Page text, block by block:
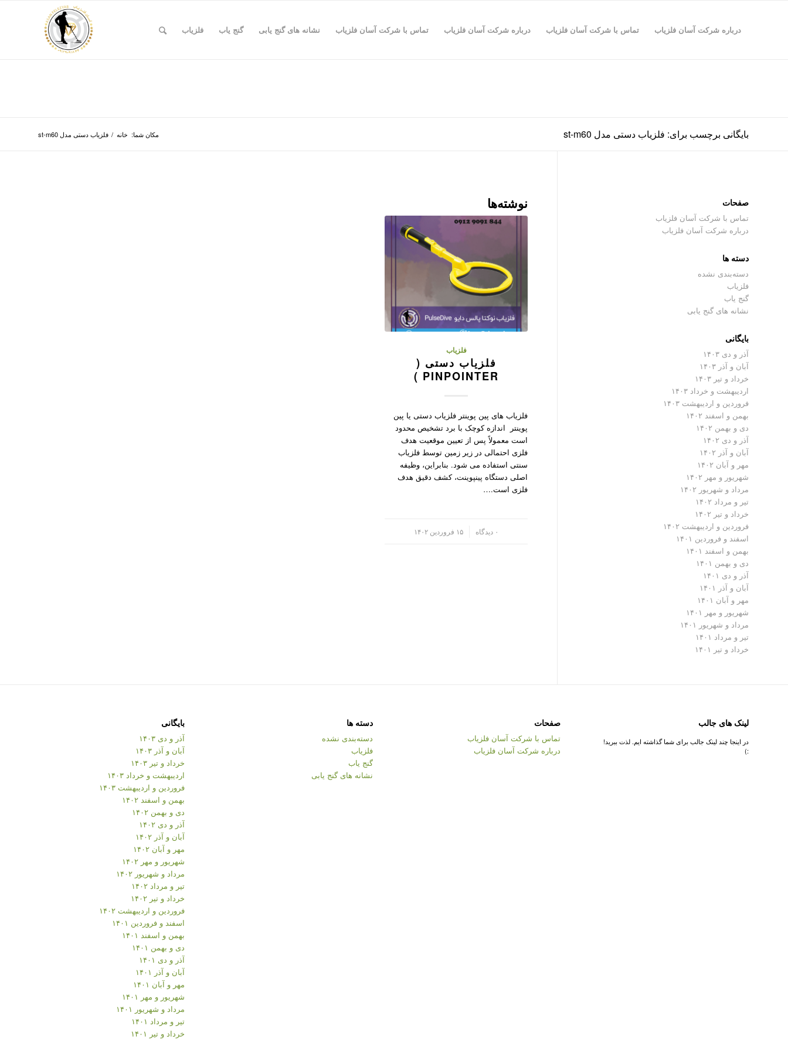
درباره شرکت آسان فلزیاب تماس با شرکت آسان فلزیاب درباره شرکت آسان فلزیاب تماس با شرکت آسان فلزیاب نشانه های گنج یابی گنج یاب فلزیاب
بایگانی برچسب برای: فلزیاب دستی مدل st-m60 مکان شما: خانه / فلزیاب دستی مدل st-m60
نوشته‌ها
فلزیاب
فلزیاب دستی (
PINPOINTER )
فلزیاب های پین پوینتر فلزیاب دستی یا پین
پوینتر اندازه کوچک با برد تشخیص محدود
است معمولاً پس از تعیین موقعیت هدف
فلزی احتمالی در زیر زمین توسط فلزیاب
سنتی استفاده می شود. بنابراین، وظیفه
اصلی دستگاه پینپوینت، کشف دقیق هدف
فلزی است.…
۰ دیدگاه ۱۵ فروردین ۱۴۰۲
صفحات
تماس با شرکت آسان فلزیاب
درباره شرکت آسان فلزیاب
دسته ها
دسته‌بندی نشده
فلزیاب
گنج یاب
نشانه های گنج یابی
بایگانی
آذر و دی ۱۴۰۳
آبان و آذر ۱۴۰۳
خرداد و تیر ۱۴۰۳
اردیبهشت و خرداد ۱۴۰۳
فروردین و اردیبهشت ۱۴۰۳
بهمن و اسفند ۱۴۰۲
دی و بهمن ۱۴۰۲
آذر و دی ۱۴۰۲
آبان و آذر ۱۴۰۲
مهر و آبان ۱۴۰۲
شهریور و مهر ۱۴۰۲
مرداد و شهریور ۱۴۰۲
تیر و مرداد ۱۴۰۲
خرداد و تیر ۱۴۰۲
فروردین و اردیبهشت ۱۴۰۲
اسفند و فروردین ۱۴۰۱
بهمن و اسفند ۱۴۰۱
دی و بهمن ۱۴۰۱
آذر و دی ۱۴۰۱
آبان و آذر ۱۴۰۱
مهر و آبان ۱۴۰۱
شهریور و مهر ۱۴۰۱
مرداد و شهریور ۱۴۰۱
تیر و مرداد ۱۴۰۱
خرداد و تیر ۱۴۰۱
لینک های جالب
در اینجا چند لینک جالب برای شما گذاشته ایم. لذت ببرید!
:)
صفحات
تماس با شرکت آسان فلزیاب
درباره شرکت آسان فلزیاب
دسته ها
دسته‌بندی نشده
فلزیاب
گنج یاب
نشانه های گنج یابی
بایگانی
آذر و دی ۱۴۰۳
آبان و آذر ۱۴۰۳
خرداد و تیر ۱۴۰۳
اردیبهشت و خرداد ۱۴۰۳
فروردین و اردیبهشت ۱۴۰۳
بهمن و اسفند ۱۴۰۲
دی و بهمن ۱۴۰۲
آذر و دی ۱۴۰۲
آبان و آذر ۱۴۰۲
مهر و آبان ۱۴۰۲
شهریور و مهر ۱۴۰۲
مرداد و شهریور ۱۴۰۲
تیر و مرداد ۱۴۰۲
خرداد و تیر ۱۴۰۲
فروردین و اردیبهشت ۱۴۰۲
اسفند و فروردین ۱۴۰۱
بهمن و اسفند ۱۴۰۱
دی و بهمن ۱۴۰۱
آذر و دی ۱۴۰۱
آبان و آذر ۱۴۰۱
مهر و آبان ۱۴۰۱
شهریور و مهر ۱۴۰۱
مرداد و شهریور ۱۴۰۱
تیر و مرداد ۱۴۰۱
خرداد و تیر ۱۴۰۱